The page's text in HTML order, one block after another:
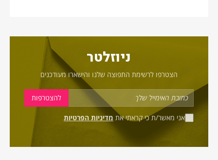
ניוזלטר
הצטרפו לרשימת התפוצה שלנו והישארו מעודכנים
אני מאשר/ת כי קראתי את מדיניות הפרטיות